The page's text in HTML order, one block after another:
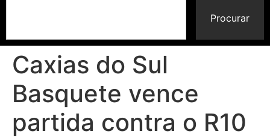
Procurar
Caxias do Sul
Basquete vence
partida contra o R10